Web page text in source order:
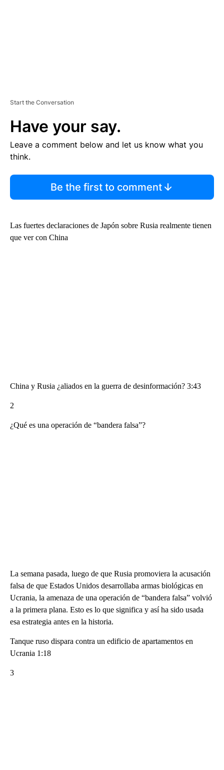
Start the Conversation
Have your say.
Leave a comment below and let us know what you
think.
Be the first to comment
Las fuertes declaraciones de Japón sobre Rusia realmente tienen
que ver con China
China y Rusia ¿aliados en la guerra de desinformación? 3:43
2
¿Qué es una operación de “bandera falsa”?
La semana pasada, luego de que Rusia promoviera la acusación
falsa de que Estados Unidos desarrollaba armas biológicas en
Ucrania, la amenaza de una operación de “bandera falsa” volvió
a la primera plana. Esto es lo que significa y así ha sido usada
esa estrategia antes en la historia.
Tanque ruso dispara contra un edificio de apartamentos en
Ucrania 1:18
3